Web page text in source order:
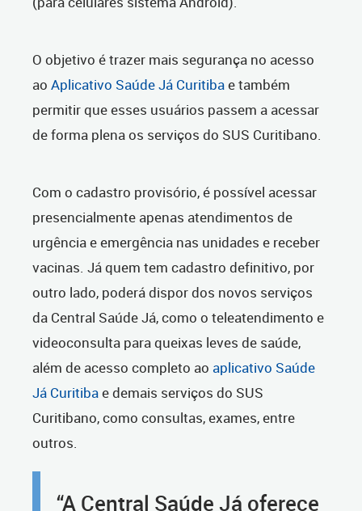
O objetivo é trazer mais segurança no acesso
ao Aplicativo Saúde Já Curitibae também
permitir que esses usuários passem a acessar
de forma plena os serviços do SUS Curitibano.
Com o cadastro provisório, é possível acessar
presencialmente apenas atendimentos de
urgência e emergência nas unidades e receber
vacinas. Já quem tem cadastro definitivo, por
outro lado, poderá dispor dos novos serviços
da Central Saúde Já, como o teleatendimento e
videoconsulta para queixas leves de saúde,
além de acesso completo ao aplicativo Saúde
Já Curitibae demais serviços do SUS
Curitibano, como consultas, exames, entre
outros.
“A Central Saúde Já oferece